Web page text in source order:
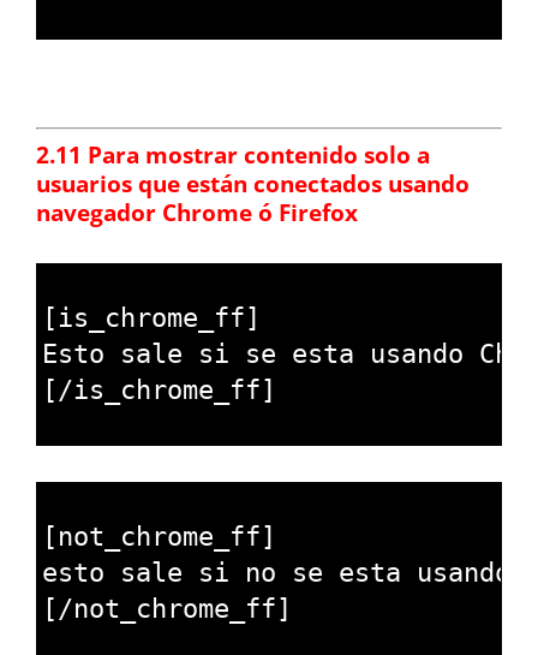
2.11 Para mostrar contenido solo a
usuarios que están conectados usando
navegador Chrome ó Firefox
[is_chrome_ff]
Esto sale si se esta usando
[ /is_chrome_ff]
[ not_chrome_ff]
esto sale si no se esta usando
[ /not_chrome_ff]